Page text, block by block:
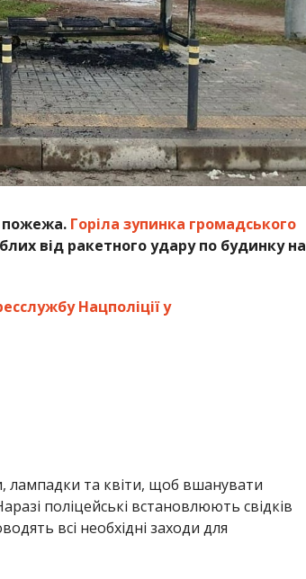
пожежа. Горіла зупинка громадського
від ракетного удару по будинку на
Нацполіції у
«народним меморіалом»памʼяті
кримінальне провадження за ч. 2